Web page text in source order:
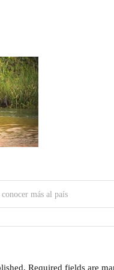
más al país
Required fields are